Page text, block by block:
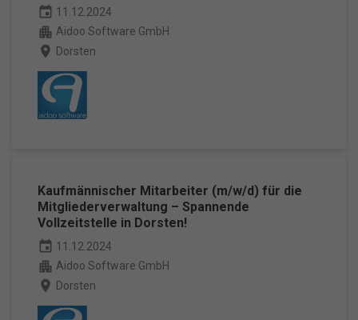
event 11.12.2024
apartment Aidoo Software GmbH
place Dorsten
Kaufmännischer Mitarbeiter (m/w/d) für die
Mitgliederverwaltung – Spannende
Vollzeitstelle in Dorsten!
event 11.12.2024
apartment Aidoo Software GmbH
place Dorsten